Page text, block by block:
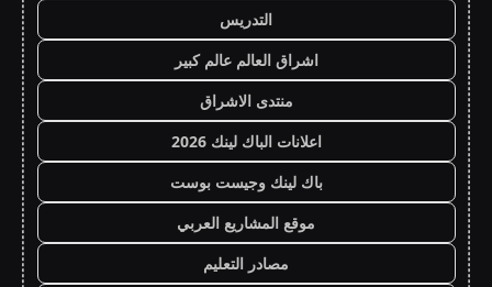
التدريس
اشراق العالم عالم كبير
منتدى الاشراق
اعلانات الباك لينك 2026
باك لينك وجيست بوست
موقع المشاريع العربي
مصادر التعليم